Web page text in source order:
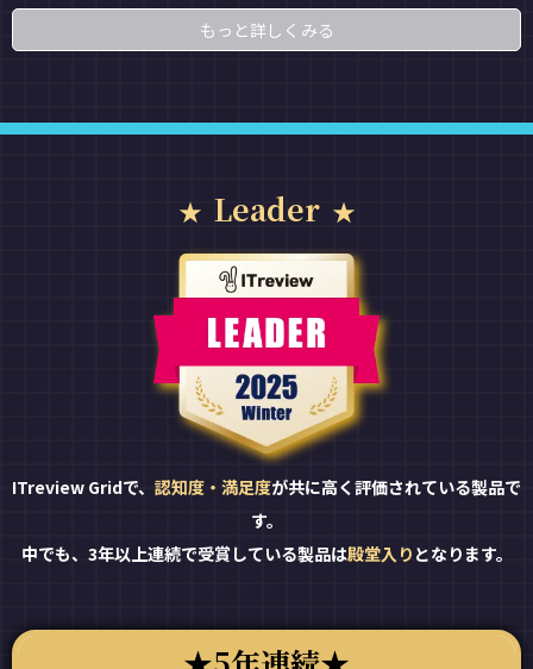
もっと詳しくみる
Leader
ITreview Gridで、 認知度・満足度が共に高く評価されている製品で
す。
中でも、3年以上連続で受賞している製品は殿堂入り となります。